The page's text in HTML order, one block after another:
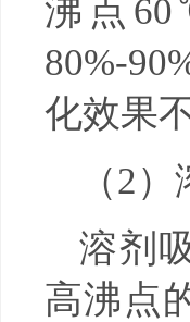
沸点
80%-
化效果
（2
溶剂
高沸点